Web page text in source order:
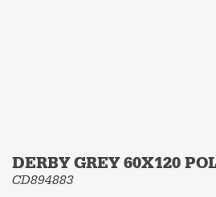
DERBY GREY 60X120
CD894883